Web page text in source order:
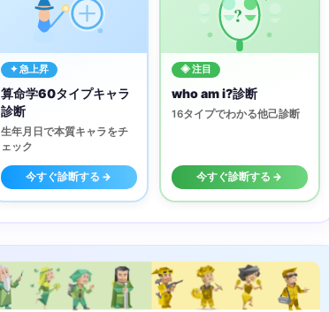
✦ 急上昇
算命学60タイプキャラ
診断
生年月日で本質キャラをチ
ェック
今すぐ診断する →
?
◈ 注目
who am i?診断
16タイプでわかる他己診断
今すぐ診断する →